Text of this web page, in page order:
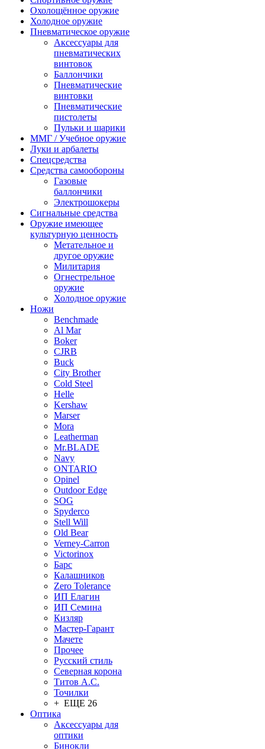
Охолощённое оружие
Холодное оружие
Пневматическое оружие
Аксессуары для
пневматических
винтовок
Баллончики
Пневматические
винтовки
Пневматические
пистолеты
Пульки и шарики
ММГ / Учебное оружие
Луки и арбалеты
Спецсредства
Средства самообороны
Газовые
баллончики
Электрошокеры
Сигнальные средства
Оружие имеющее
культурную ценность
Метательное и
другое оружие
Милитария
Огнестрельное
оружие
Холодное оружие
Ножи
Benchmade
Al Mar
Boker
CJRB
Buck
City Brother
Cold Steel
Helle
Kershaw
Marser
Mora
Leatherman
Mr.BLADE
Navy
ONTARIO
Opinel
Outdoor Edge
SOG
Spyderco
Stell Will
Old Bear
Verney-Carron
Victorinox
Барс
Калашников
Zero Tolerance
ИП Елагин
ИП Семина
Кизляр
Мастер-Гарант
Мачете
Прочее
Русский стиль
Северная корона
Титов А.С.
Точилки
+ ЕЩЕ 26
Оптика
Аксессуары для
оптики
Бинокли